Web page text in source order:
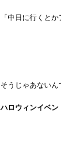
「中日に行くと
そうじゃあないん
ハロウィンイベ